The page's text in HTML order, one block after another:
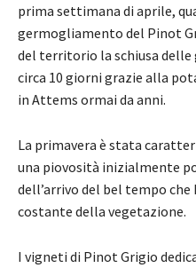
prima settimana di aprile,
germogliamento del Pinot
del territorio la schiusa
circa 10 giorni grazie alla
in Attems ormai da anni.
La primavera è stata
una piovosità inizialmente
dell’arrivo del bel tempo
costante della vegetazione.
I vigneti di Pinot Grigio